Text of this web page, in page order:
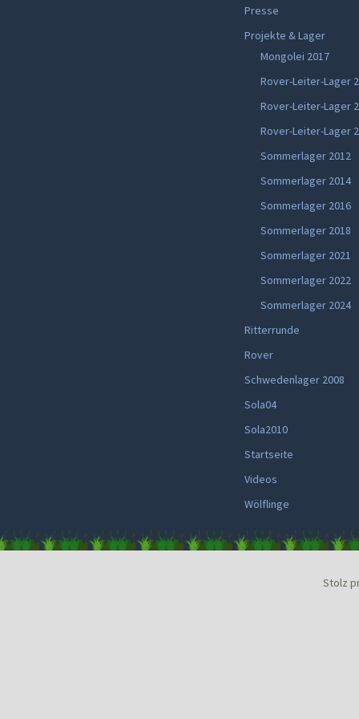
Presse
Projekte & Lager
Mongolei 2017
Rover-Leiter-Lager
Rover-Leiter-Lager
Rover-Leiter-Lager
Sommerlager 2012
Sommerlager 2014
Sommerlager 2016
Sommerlager 2018
Sommerlager 2021
Sommerlager 2022
Sommerlager 2024
Ritterrunde
Rover
Schwedenlager 2008
Sola04
Sola2010
Startseite
Videos
Wölflinge
Stolz